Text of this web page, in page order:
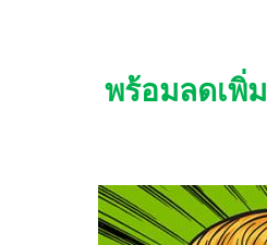
พร้อมลดเพิ่ม